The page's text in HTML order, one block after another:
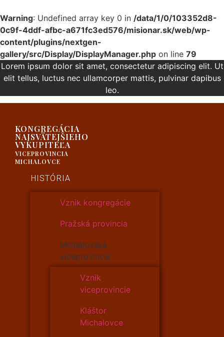
Warning: Undefined array key 0 in /data/1/0/103352d8-
0c9f-4ddf-afbc-a671fc3ed576/misionar.sk/web/wp-
content/plugins/nextgen-
gallery/src/Display/DisplayManager.php on line 79
Lorem ipsum dolor sit amet, consectetur adipiscing elit. Ut
elit tellus, luctus nec ullamcorper mattis, pulvinar dapibus
leo.
KONGREGÁCIA
NAJSVÄTEJŠIEHO
VYKUPITEĽA
VICEPROVINCIA
MICHALOVCE
HISTÓRIA
Vznik kongregácie
Pražská provincia
Michalovská
viceprovincia
Vznik
viceprovincie
Kláštor
Michalovce